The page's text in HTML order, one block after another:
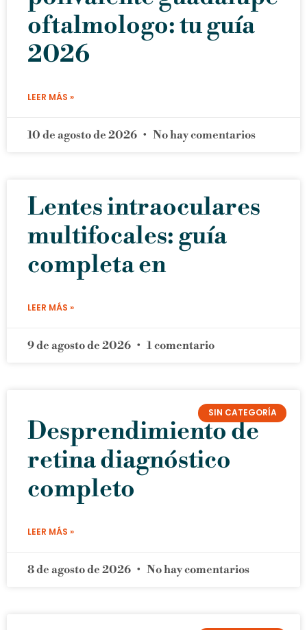
oftalmologo: tu guía
2026
LEER MÁS »
10 de agosto de 2026 No hay comentarios
Lentes intraoculares
multifocales: guía
completa en
LEER MÁS »
9 de agosto de 2026 1 comentario
SIN CATEGORÍA
Desprendimiento de
retina diagnóstico
completo
LEER MÁS »
8 de agosto de 2026 No hay comentarios